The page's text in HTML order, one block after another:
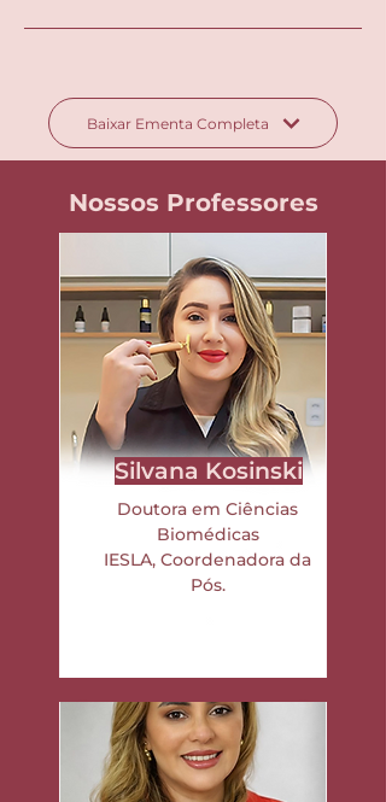
Baixar Ementa Completa
Nossos Professores
Silvana Kosinski
Doutora em Ciências
Biomédicas
IESLA, Coordenadora da
Pós.